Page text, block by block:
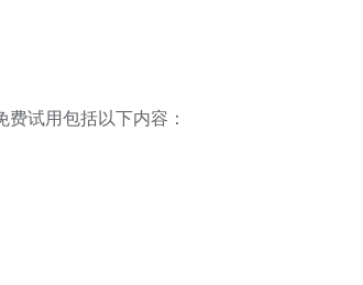
试用包括以下内容：